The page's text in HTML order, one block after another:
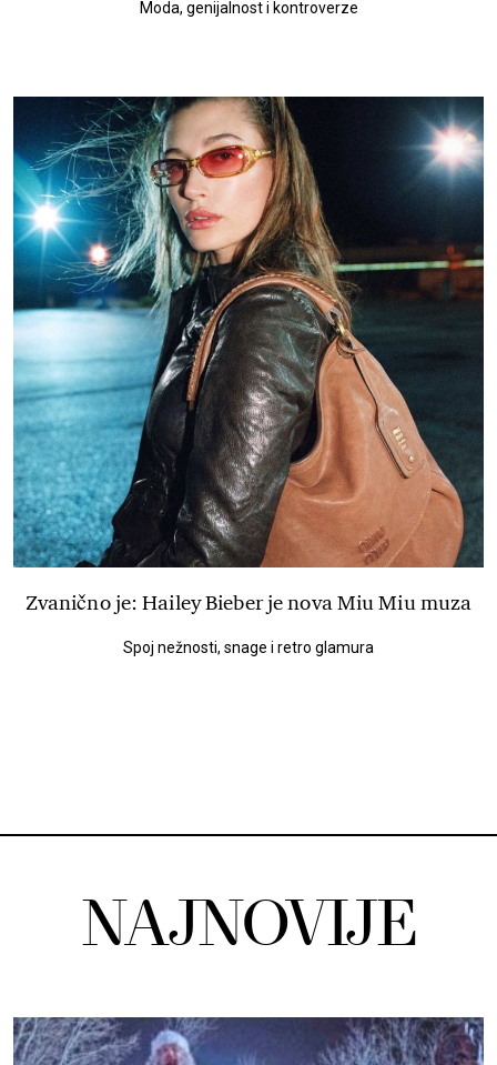
Moda, genijalnost i kontroverze
Zvanično je: Hailey Bieber je nova Miu Miu muza
Spoj nežnosti, snage i retro glamura
NAJNOVIJE